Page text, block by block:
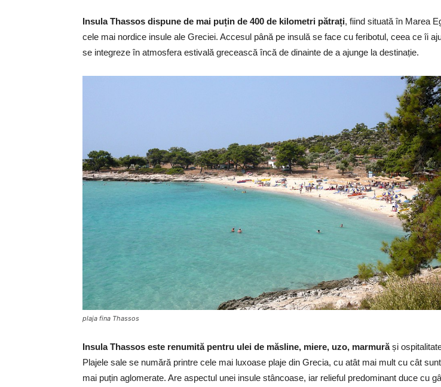
Insula Thassos dispune de mai puțin de 400 de kilometri pătrați, fiind situată în Marea
cele mai nordice insule ale Greciei. Accesul până pe insulă se face cu feribotul, ceea ce îi
se integreze în atmosfera estivală grecească încă de dinainte de a ajunge la destinație.
plaja fina Thassos
Insula Thassos este renumită pentru ulei de măsline, miere, uzo, marmurăși
Plajele sale se numără printre cele mai luxoase plaje din Grecia, cu atât mai mult cu cât
mai puțin aglomerate. Are aspectul unei insule stâncoase, iar relieful predominant duce cu